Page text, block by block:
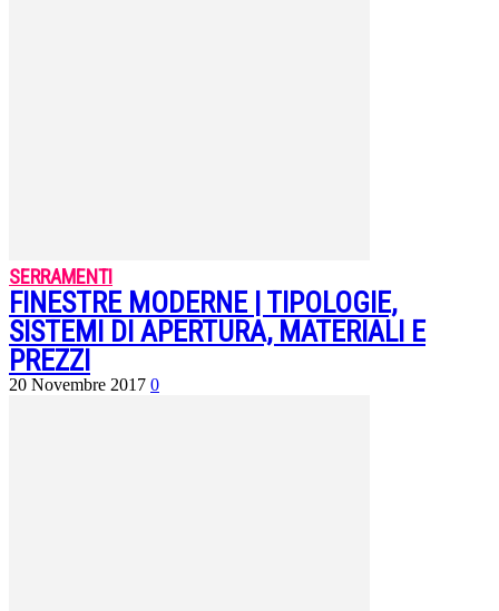
SERRAMENTI
FINESTRE MODERNE | TIPOLOGIE,
SISTEMI DI APERTURA, MATERIALI E
PREZZI
20 Novembre 2017 0